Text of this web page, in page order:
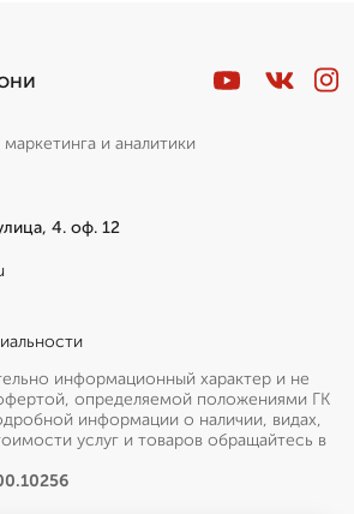
и аналитики
4. оф. 12
информационный характер и не
определяемой положениями ГК
информации о наличии, видах,
услуг и товаров обращайтесь в